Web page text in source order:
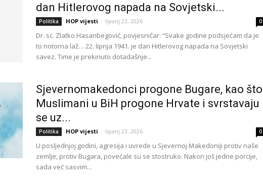
dan Hitlerovog napada na Sovjetski...
Politika HOP vijesti - lipanj 23, 2026 0
Dr. sc. Zlatko Hasanbegović, povjesničar: “Svake godine podsjećam da je
to notorna laž… 22. lipnja 1941. je dan Hitlerovog napada na Sovjetski
savez. Time je prekinuto dotadašnje...
Sjevernomakedonci progone Bugare, kao što
Muslimani u BiH progone Hrvate i svrstavaju
se uz...
Politika HOP vijesti - lipanj 23, 2026 0
U posljednjoj godini, agresija i uvrede u Sjevernoj Makedoniji protiv naše
zemlje, protiv Bugara, povećale su se stostruko. Nakon još jedne porcije,
sada već sasvim...